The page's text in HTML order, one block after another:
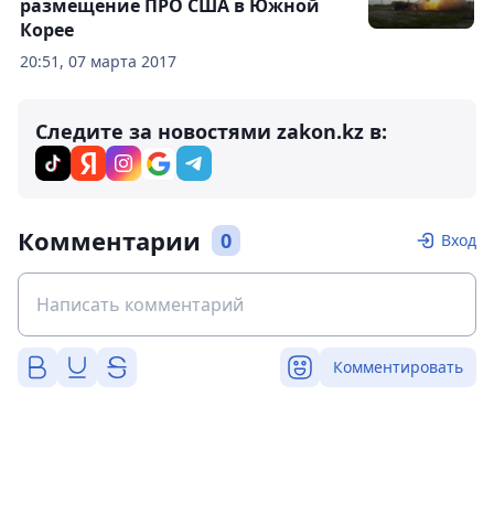
20:51, 07 марта 2017
размещение ПРО США в Южной
Корее
Следите за новостями zakon.kz в:
Комментарии 0 Вход
Комментировать